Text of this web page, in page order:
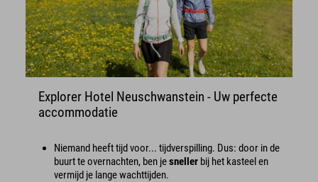
Explorer Hotel Neuschwanstein - Uw perfecte
accommodatie
Niemand heeft tijd voor... tijdverspilling. Dus: door in de
buurt te overnachten, ben jesneller bij het kasteel en
vermijd je lange wachttijden.